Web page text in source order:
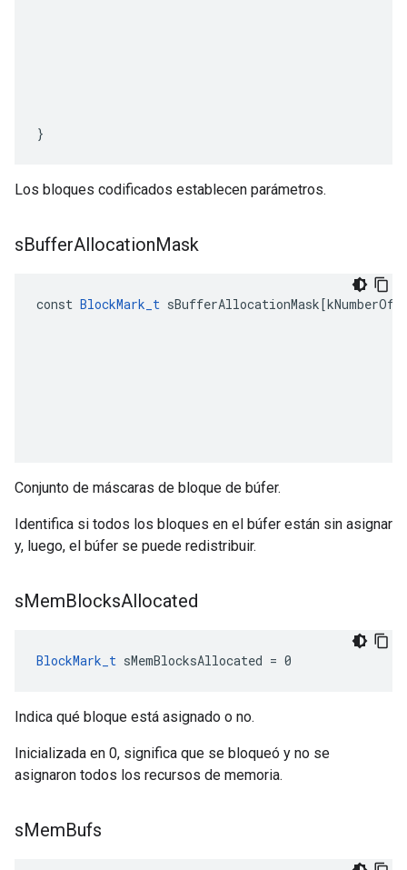
}
Los bloques codificados establecen parámetros.
sBufferAllocationMask
const BlockMark_t sBufferAllocationMask[
Conjunto de máscaras de bloque de búfer.
Identifica si todos los bloques en el búfer están sin asignar
y, luego, el búfer se puede redistribuir.
sMemBlocksAllocated
BlockMark_t sMemBlocksAllocated = 0
Indica qué bloque está asignado o no.
Inicializada en 0, significa que se bloqueó y no se
asignaron todos los recursos de memoria.
sMemBufs